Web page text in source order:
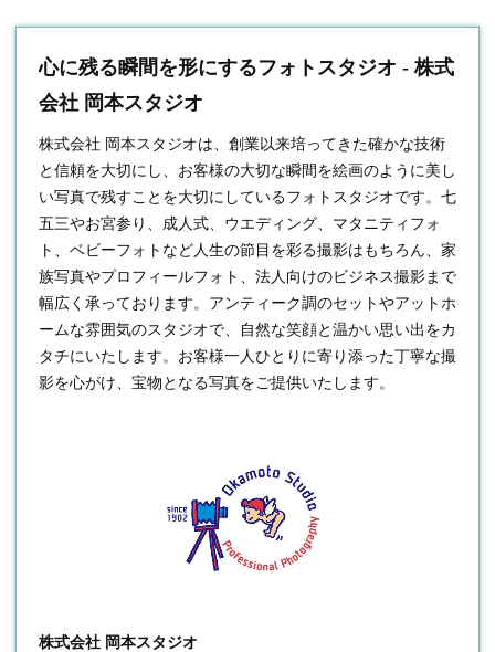
心に残る瞬間を形にするフォトスタジオ - 株式
会社 岡本スタジオ
株式会社 岡本スタジオは、創業以来培ってきた確かな技術
と信頼を大切にし、お客様の大切な瞬間を絵画のように美し
い写真で残すことを大切にしているフォトスタジオです。七
五三やお宮参り、成人式、ウエディング、マタニティフォ
ト、ベビーフォトなど人生の節目を彩る撮影はもちろん、家
族写真やプロフィールフォト、法人向けのビジネス撮影まで
幅広く承っております。アンティーク調のセットやアットホ
ームな雰囲気のスタジオで、自然な笑顔と温かい思い出をカ
タチにいたします。お客様一人ひとりに寄り添った丁寧な撮
影を心がけ、宝物となる写真をご提供いたします。
株式会社 岡本スタジオ